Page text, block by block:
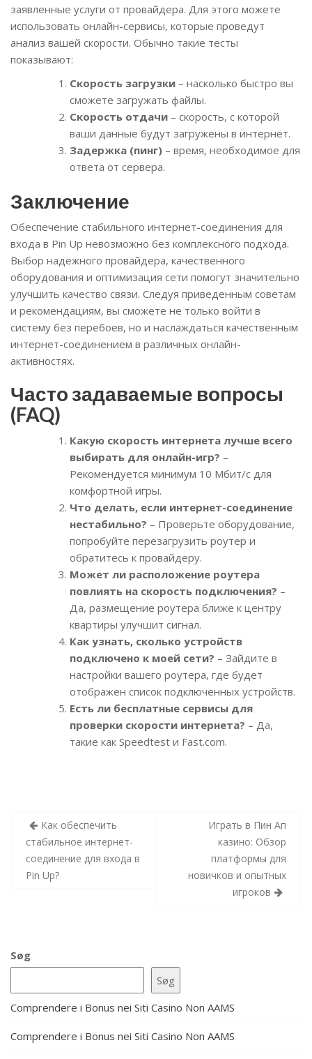
заявленные услуги от провайдера. Для этого можете
использовать онлайн-сервисы, которые проведут
анализ вашей скорости. Обычно такие тесты
показывают:
Скорость загрузки – насколько быстро вы
сможете загружать файлы.
Скорость отдачи – скорость, с которой
ваши данные будут загружены в интернет.
Задержка (пинг) – время, необходимое для
ответа от сервера.
Заключение
Обеспечение стабильного интернет-соединения для
входа в Pin Up невозможно без комплексного подхода.
Выбор надежного провайдера, качественного
оборудования и оптимизация сети помогут значительно
улучшить качество связи. Следуя приведенным советам
и рекомендациям, вы сможете не только войти в
систему без перебоев, но и наслаждаться качественным
интернет-соединением в различных онлайн-
активностях.
Часто задаваемые вопросы
(FAQ)
Какую скорость интернета лучше всего
выбирать для онлайн-игр? –
Рекомендуется минимум 10 Мбит/с для
комфортной игры.
Что делать, если интернет-соединение
нестабильно? – Проверьте оборудование,
попробуйте перезагрузить роутер и
обратитесь к провайдеру.
Может ли расположение роутера
повлиять на скорость подключения? –
Да, размещение роутера ближе к центру
квартиры улучшит сигнал.
Как узнать, сколько устройств
подключено к моей сети? – Зайдите в
настройки вашего роутера, где будет
отображен список подключенных устройств.
Есть ли бесплатные сервисы для
проверки скорости интернета? – Да,
такие как Speedtest и Fast.com.
Indlægsnavigation
Как обеспечить
стабильное интернет-
соединение для входа в
Pin Up?
Играть в Пин Ап
казино: Обзор
платформы для
новичков и опытных
игроков
Søg
Søg
Comprendere i Bonus nei Siti Casino Non AAMS
Comprendere i Bonus nei Siti Casino Non AAMS